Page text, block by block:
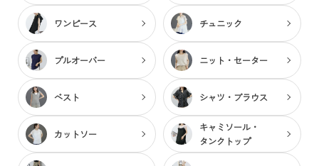
ワンピース チュニック
プルオーバー ニット・セーター
ベスト シャツ・ブラウス
カットソー
キャミソール・
タンクトップ